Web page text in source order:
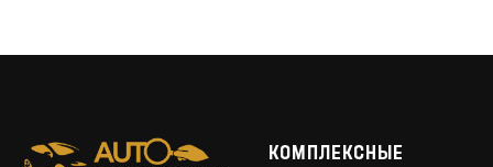
КОМПЛЕКСНЫЕ